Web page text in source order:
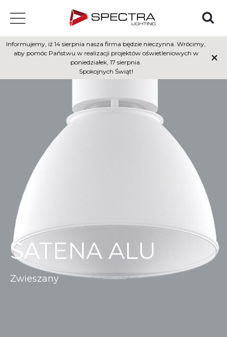
Informujemy, iż 14 sierpnia nasza firma będzie nieczynna. Wrócimy,
aby pomóc Państwu w realizacji projektów oświetleniowych w
poniedziałek, 17 sierpnia.
Spokojnych Świąt!
×
SATENA ALU
Zwieszany